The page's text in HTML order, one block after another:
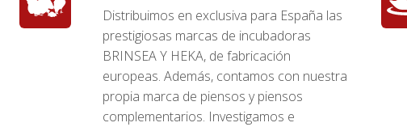
Distribuimos en exclusiva para España las
prestigiosas marcas de incubadoras
BRINSEA Y HEKA, de fabricación
europeas. Además, contamos con nuestra
propia marca de piensos y piensos
complementarios. Investigamos e